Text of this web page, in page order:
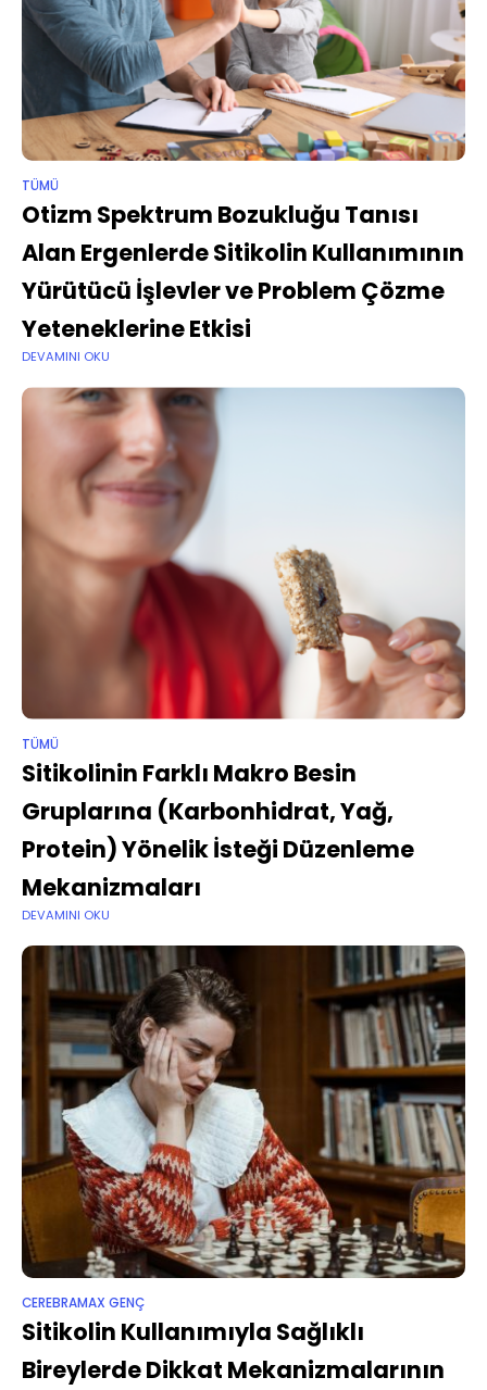
TÜMÜ
Otizm Spektrum Bozukluğu Tanısı
Alan Ergenlerde Sitikolin Kullanımının
Yürütücü İşlevler ve Problem Çözme
Yeteneklerine Etkisi
DEVAMINI OKU
TÜMÜ
Sitikolinin Farklı Makro Besin
Gruplarına (Karbonhidrat, Yağ,
Protein) Yönelik İsteği Düzenleme
Mekanizmaları
DEVAMINI OKU
CEREBRAMAX GENÇ
Sitikolin Kullanımıyla Sağlıklı
Bireylerde Dikkat Mekanizmalarının